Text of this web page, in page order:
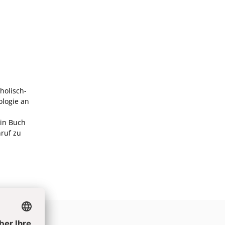
an
Buch
zu